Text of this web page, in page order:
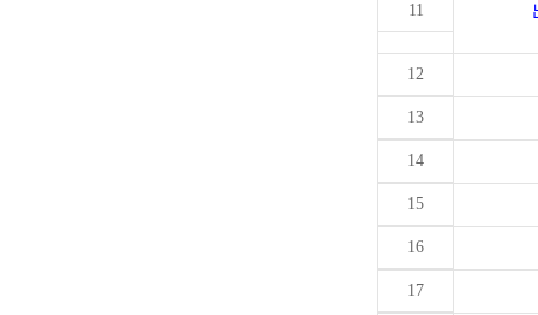
11
12
13
14
15
16
17